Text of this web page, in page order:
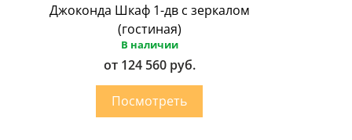
Джоконда Шкаф 1-дв с зеркалом
(гостиная)
В наличии
от 124 560 руб.